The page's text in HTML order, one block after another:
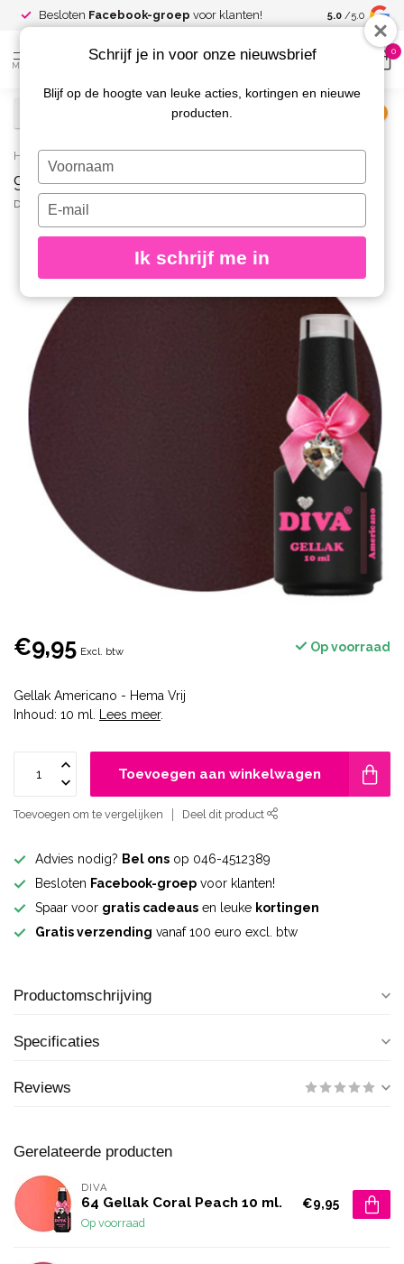
Besloten Facebook-groep voor klanten! Spaar voor
kortingen
5.0 /5.0
MENU
0
Home / 92 Gellak Americano 10 ml.
92 Gellak Americano 10 ml.
DIVA
€9,95 Excl. btw Op voorraad
Gellak Americano - Hema Vrij
Inhoud: 10 ml.
Lees meer.
Toevoegen aan winkelwagen
Toevoegen om te vergelijken Deel dit product
Advies nodig? Bel ons op 046-4512389
Besloten Facebook-groep voor klanten!
Spaar voor gratis cadeaus en leuke kortingen
Gratis verzending vanaf 100 euro excl. btw
Productomschrijving
Specificaties
Reviews
Gerelateerde producten
DIVA
64 Gellak Coral Peach 10 ml.
Op voorraad
€9,95
Schrijf je in voor onze nieuwsbrief
Blijf op de hoogte van leuke acties, kortingen en nieuwe
producten.
Typ
je
naam
Typ
je
e-
in
Ik schrijf me in